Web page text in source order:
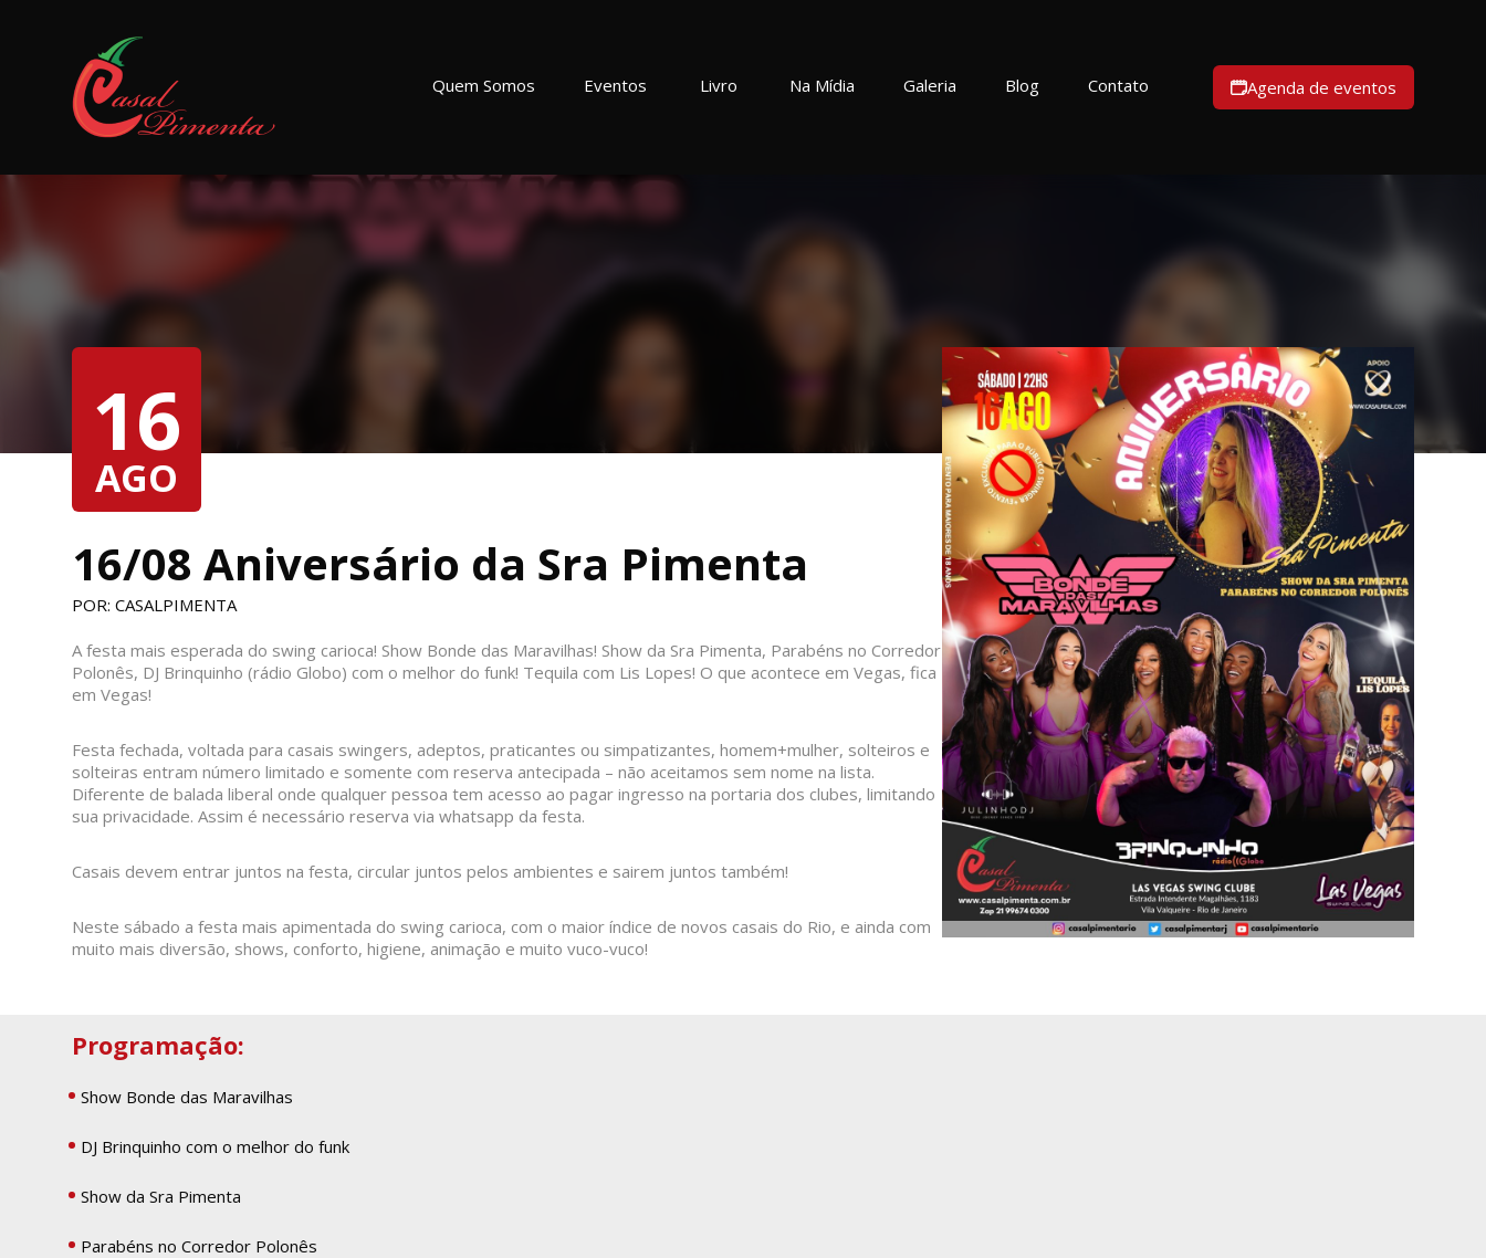
Quem Somos Eventos Livro Na Mídia Galeria Blog Contato Agenda de eventos
16
AGO
16/08 Aniversário da Sra Pimenta
POR: CASALPIMENTA
A festa mais esperada do swing carioca! Show Bonde das Maravilhas! Show da Sra Pimenta, Parabéns no Corredor
Polonês, DJ Brinquinho (rádio Globo) com o melhor do funk! Tequila com Lis Lopes! O que acontece em Vegas, fica
em Vegas!
Festa fechada, voltada para casais swingers, adeptos, praticantes ou simpatizantes, homem+mulher, solteiros e
solteiras entram número limitado e somente com reserva antecipada – não aceitamos sem nome na lista.
Diferente de balada liberal onde qualquer pessoa tem acesso ao pagar ingresso na portaria dos clubes, limitando
sua privacidade. Assim é necessário reserva via whatsapp da festa.
Casais devem entrar juntos na festa, circular juntos pelos ambientes e sairem juntos também!
Neste sábado a festa mais apimentada do swing carioca, com o maior índice de novos casais do Rio, e ainda com
muito mais diversão, shows, conforto, higiene, animação e muito vuco-vuco!
Programação:
Show Bonde das Maravilhas
DJ Brinquinho com o melhor do funk
Show da Sra Pimenta
Parabéns no Corredor Polonês